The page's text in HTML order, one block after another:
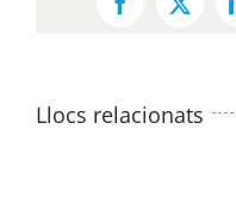
Facebook
X
Llocs relacionats